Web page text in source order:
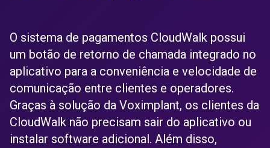
O sistema de pagamentos CloudWalk possui
um botão de retorno de chamada integrado no
aplicativo para a conveniência e velocidade de
comunicação entre clientes e operadores.
Graças à solução da Voximplant, os clientes da
CloudWalk não precisam sair do aplicativo ou
instalar software adicional. Além disso,